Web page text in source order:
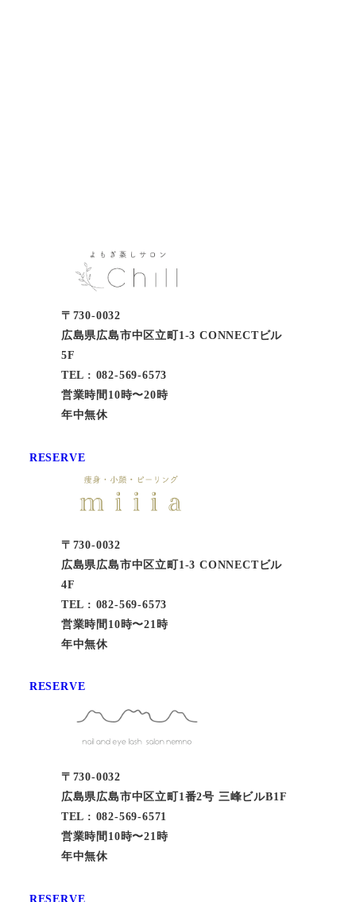
〒730-0032
広島県広島市中区立町1-3 CONNECTビル
5F
TEL : 082-569-6573
営業時間10時〜20時
年中無休
RESERVE
〒730-0032
広島県広島市中区立町1-3 CONNECTビル
4F
TEL : 082-569-6573
営業時間10時〜21時
年中無休
RESERVE
〒730-0032
広島県広島市中区立町1番2号 三峰ビルB1F
TEL : 082-569-6571
営業時間10時〜21時
年中無休
RESERVE